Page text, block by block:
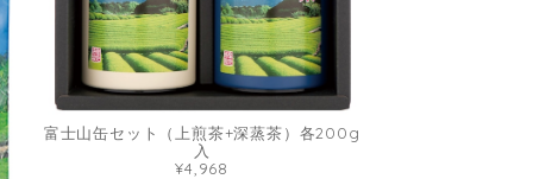
富士山缶セット（上煎茶+深蒸茶）各200g
入
¥4,968